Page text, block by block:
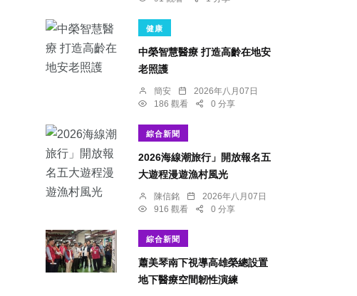
健康
中榮智慧醫療 打造高齡在地安
老照護
簡安
2026年八月07日
186 觀看
0 分享
綜合新聞
2026海線潮旅行」開放報名五
大遊程漫遊漁村風光
陳信銘
2026年八月07日
916 觀看
0 分享
綜合新聞
蕭美琴南下視導高雄榮總設置
地下醫療空間韌性演練